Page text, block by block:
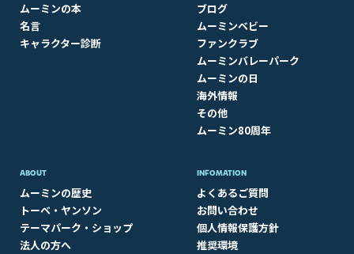
ムーミンの本
名言
キャラクター診断
ブログ
ムーミンベビー
ファンクラブ
ムーミンバレーパーク
ムーミンの日
海外情報
その他
ムーミン80周年
ABOUT​
ムーミンの歴史
トーベ・ヤンソン
テーマパーク・ショップ
法人の方へ
INFOMATION
よくあるご質問
お問い合わせ
個人情報保護方針
推奨環境